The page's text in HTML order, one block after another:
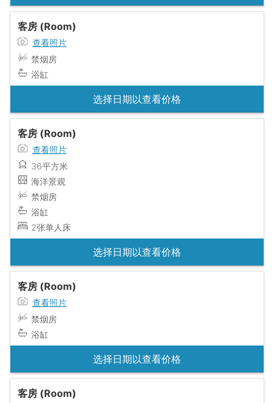
客房 (Room)
查看照片
禁烟房
浴缸
选择日期以查看价格
客房 (Room)
查看照片
36平方米
海洋景观
禁烟房
浴缸
2张单人床
选择日期以查看价格
客房 (Room)
查看照片
禁烟房
浴缸
选择日期以查看价格
客房 (Room)